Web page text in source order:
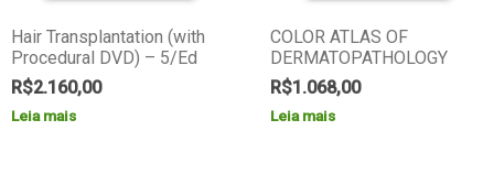
Hair Transplantation (with
Procedural DVD) – 5/Ed
R$2.160,00
Leia mais
COLOR ATLAS OF
DERMATOPATHOLOGY
R$1.068,00
Leia mais